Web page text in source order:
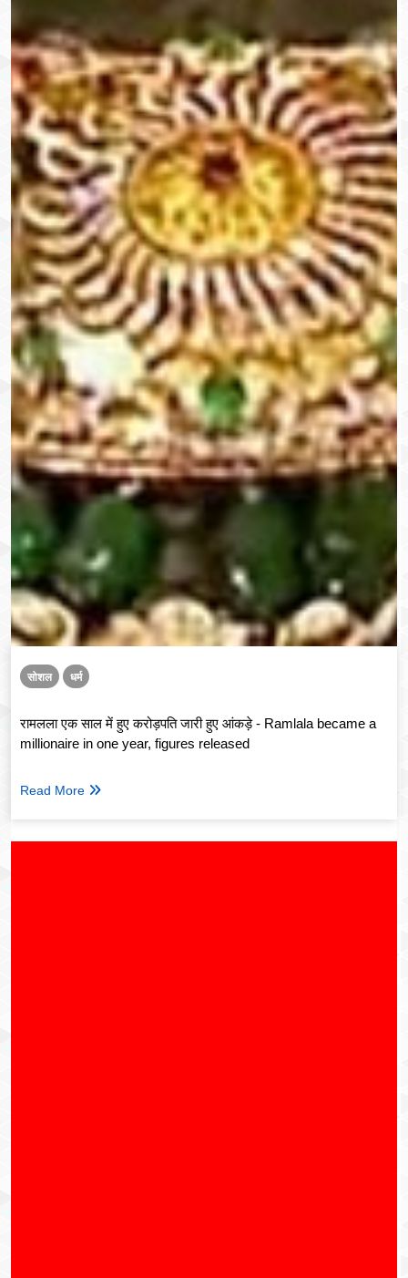
सोशल धर्म
रामलला एक साल में हुए करोड़पति जारी हुए आंकड़े - Ramlala became a
millionaire in one year, figures released
Read More